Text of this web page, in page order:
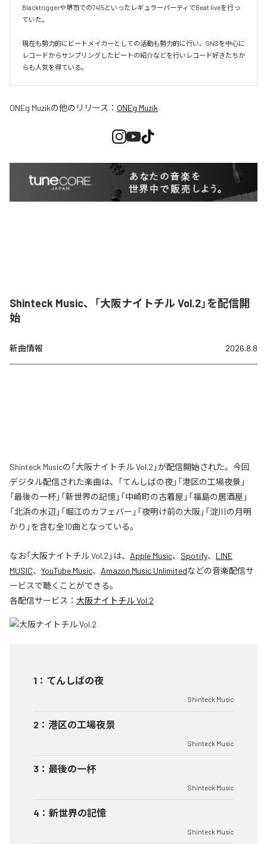
Blacktriggerや堺市での7415といったレギュラーパーティでBeat liveを行っ
ていた。
現在も勢力的にビートメイカーとしての活動も勢力的に行い、SNSを中心に
レコードからサンプリングしたビートの紹介などを行いレコード好きたちか
らも人気を得ている。
ONEg Muzikの他のリリース： ONEg Muzik
Shinteck Music、「大阪ナイトチル Vol.2」を配信開
始
新曲情報 2026.8.8
Shinteck Musicの「大阪ナイトチル Vol.2」が配信開始された。今回
デジタル配信された楽曲は、「てんしばの夜」「港区の工場夜景」
「最後の一杯」「新世界の記憶」「中崎町の古着屋」「福島の居酒屋」
「北浜の水辺」「堀江のカフェバー」「夜明け前の大阪」「淀川の月明
かり」を含む全10曲となっている。
なお「大阪ナイトチル Vol.2 」は、 Apple Music、 Spotify、 LINE
MUSIC、 YouTube Music、 Amazon Music Unlimitedなどの音楽配信サ
ービスで聴くことができる。
各配信サービス： 大阪ナイトチル Vol.2
1 ： てんしばの夜
Shinteck Music
2 ： 港区の工場夜景
Shinteck Music
3 ： 最後の一杯
Shinteck Music
4 ： 新世界の記憶
Shinteck Music